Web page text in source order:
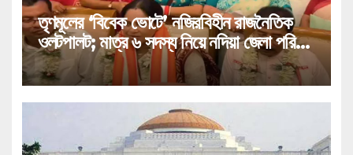
তৃণমূলের ‘বিবেক ভোটে’ নজিরবিহীন রাজনৈতিক
ওলটপালট; মাত্র ৬ সদস্য নিয়ে নদিয়া জেলা পরিষদ
দখল করল বিজেপি!